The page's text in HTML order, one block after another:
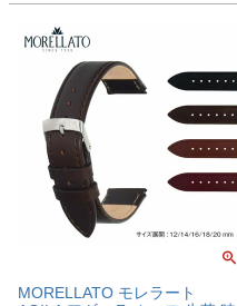
MORELLATO モレラート